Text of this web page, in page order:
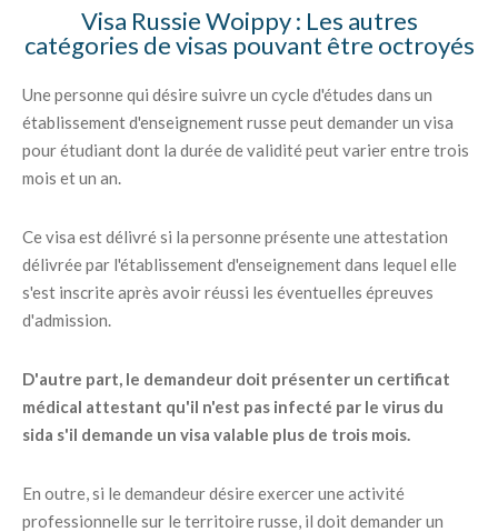
Visa Russie Woippy : Les autres
catégories de visas pouvant être octroyés
Une personne qui désire suivre un cycle d'études dans un
établissement d'enseignement russe peut demander un visa
pour étudiant dont la durée de validité peut varier entre trois
mois et un an.
Ce visa est délivré si la personne présente une attestation
délivrée par l'établissement d'enseignement dans lequel elle
s'est inscrite après avoir réussi les éventuelles épreuves
d'admission.
D'autre part, le demandeur doit présenter un certificat
médical attestant qu'il n'est pas infecté par le virus du
sida s'il demande un visa valable plus de trois mois.
En outre, si le demandeur désire exercer une activité
professionnelle sur le territoire russe, il doit demander un